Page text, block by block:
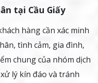
tại Cầu Giấy
hàng cần xác minh
tình cảm, gia đình,
chung của nhóm dịch
lý kín đáo và tránh